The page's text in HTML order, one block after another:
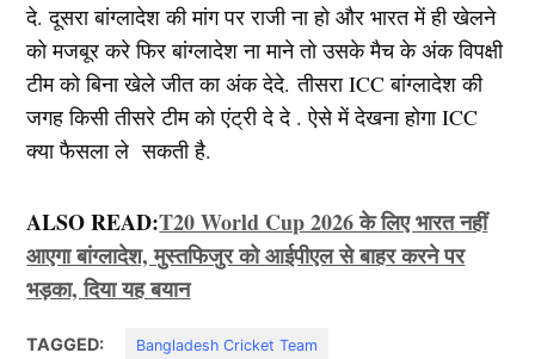
दे. दूसरा बांग्लादेश की मांग पर राजी ना हो और भारत में ही खेलने
को मजबूर करे फिर बांग्लादेश ना माने तो उसके मैच के अंक विपक्षी
टीम को बिना खेले जीत का अंक देदे. तीसरा ICC बांग्लादेश की
जगह किसी तीसरे टीम को एंट्री दे दे . ऐसे में देखना होगा ICC
क्या फैसला ले सकती है.
ALSO READ:T20 World Cup 2026 के लिए भारत नहीं
आएगा बांग्लादेश, मुस्तफिजुर को आईपीएल से बाहर करने पर
भड़का, दिया यह बयान
TAGGED: Bangladesh Cricket Team